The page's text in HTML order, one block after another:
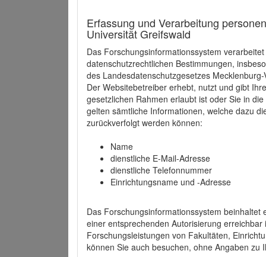
Erfassung und Verarbeitung
Universität Greifswald
Das Forschungsinformationssystem
datenschutzrechtlichen Bestimmungen,
des Landesdatenschutzgesetzes
Der Websitebetreiber erhebt, nutzt und gibt
gesetzlichen Rahmen erlaubt ist oder Sie in
gelten sämtliche Informationen, welche dazu
zurückverfolgt werden können:
Name
dienstliche E-Mail-Adresse
dienstliche Telefonnummer
Einrichtungsname und -Adresse
Das Forschungsinformationssystem beinhaltet
einer entsprechenden Autorisierung
Forschungsleistungen von Fakultäten,
können Sie auch besuchen, ohne Angaben zu